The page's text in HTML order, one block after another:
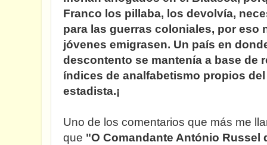
Franco los pillaba, los devolvía,
para las guerras coloniales, por eso
jóvenes emigrasen. Un país en
descontento se mantenía a base de
índices de analfabetismo propios del
estadista.¡
Uno de los comentarios que más me
que "O Comandante António Russel